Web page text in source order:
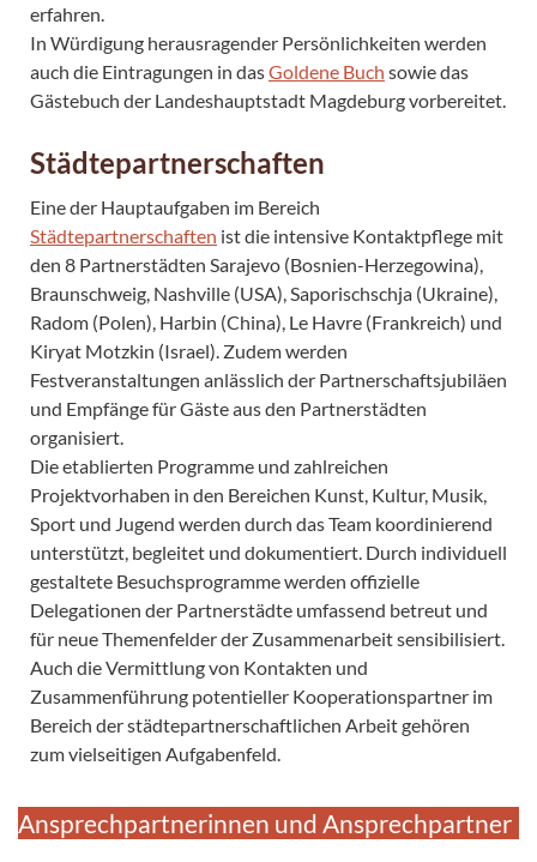
erfahren.
In Würdigung herausragender Persönlichkeiten werden
auch die Eintragungen in dasGoldene Buch sowie das
Gästebuch der Landeshauptstadt Magdeburg vorbereitet.
Städtepartnerschaften
Eine der Hauptaufgaben im Bereich
Städtepartnerschaften ist die intensive Kontaktpflege mit
den 8 Partnerstädten Sarajevo (Bosnien-Herzegowina),
Braunschweig, Nashville (USA), Saporischschja (Ukraine),
Radom (Polen), Harbin (China), Le Havre (Frankreich) und
Kiryat Motzkin (Israel). Zudem werden
Festveranstaltungen anlässlich der Partnerschaftsjubiläen
und Empfänge für Gäste aus den Partnerstädten
organisiert.
Die etablierten Programme und zahlreichen
Projektvorhaben in den Bereichen Kunst, Kultur, Musik,
Sport und Jugend werden durch das Team koordinierend
unterstützt, begleitet und dokumentiert. Durch individuell
gestaltete Besuchsprogramme werden offizielle
Delegationen der Partnerstädte umfassend betreut und
für neue Themenfelder der Zusammenarbeit sensibilisiert.
Auch die Vermittlung von Kontakten und
Zusammenführung potentieller Kooperationspartner im
Bereich der städtepartnerschaftlichen Arbeit gehören
zum vielseitigen Aufgabenfeld.
Ansprechpartnerinnen und Ansprechpartner